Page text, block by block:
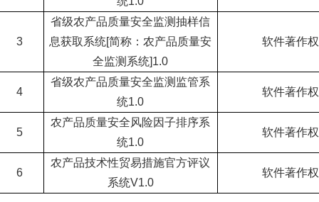
3
省级农产品质量安全监测抽样信
息获取系统[简称：农产品质量安
全监测系统]1.0
软件著作权
4
省级农产品质量安全监测监管系
统1.0
软件著作权
5
农产品质量安全风险因子排序系
统1.0
软件著作权
6
农产品技术性贸易措施官方评议
系统V1.0
软件著作权